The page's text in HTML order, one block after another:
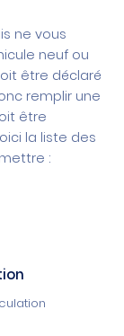
ne vous
neuf ou
être déclaré
remplir une
être
la liste des
: